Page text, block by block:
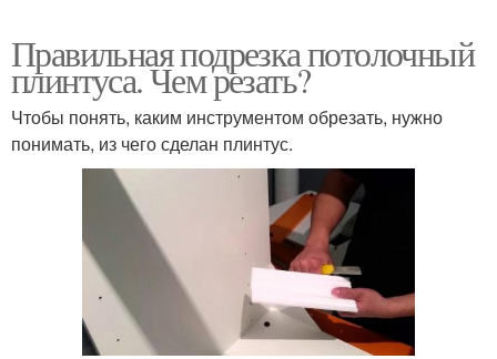
Правильная подрезка потолочный
плинтуса. Чем резать?
Чтобы понять, каким инструментом обрезать, нужно
понимать, из чего сделан плинтус.